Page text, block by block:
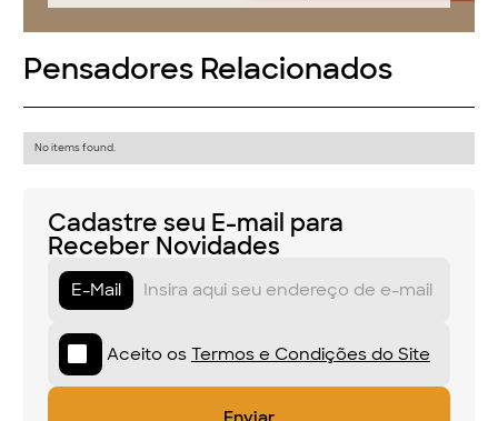
Pensadores Relacionados
No items found.
Cadastre seu E-mail para
Receber Novidades
E-Mail
Aceito os Termos e Condições do Site